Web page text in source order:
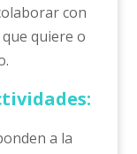
con
quiere o
a la